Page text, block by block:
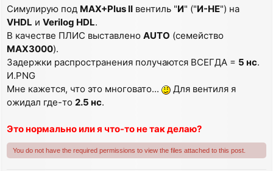
s
t
Симулирую под MAX+Plus II вентиль "И" ("И-НЕ") на
VHDL и Verilog HDL.
В качестве ПЛИС выставлено AUTO (семейство
MAX3000).
Задержки распространения получаются ВСЕГДА = 5 нс.
И.PNG
Мне кажется, что это многовато...
Для вентиля я
ожидал где-то 2.5 нс.
Это нормально или я что-то не так делаю?
You do not have the required permissions to view the files attached to this post.